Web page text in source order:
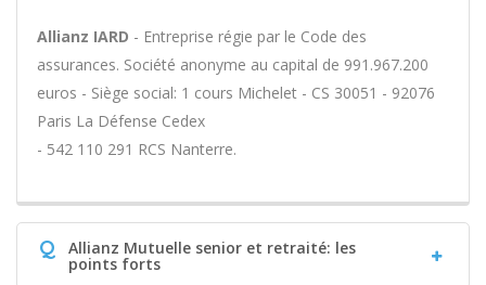
Allianz IARD - Entreprise régie par le Code des
assurances. Société anonyme au capital de 991.967.200
euros - Siège social: 1 cours Michelet - CS 30051 - 92076
Paris La Défense Cedex
- 542 110 291 RCS Nanterre.
Q Allianz Mutuelle senior et retraité: les
points forts